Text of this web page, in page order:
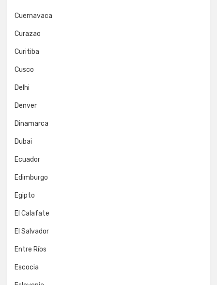
Cuernavaca
Curazao
Curitiba
Cusco
Delhi
Denver
Dinamarca
Dubai
Ecuador
Edimburgo
Egipto
El Calafate
El Salvador
Entre Ríos
Escocia